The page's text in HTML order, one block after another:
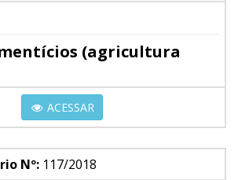
(agricultura
ACESSAR
Nº: 117/2018